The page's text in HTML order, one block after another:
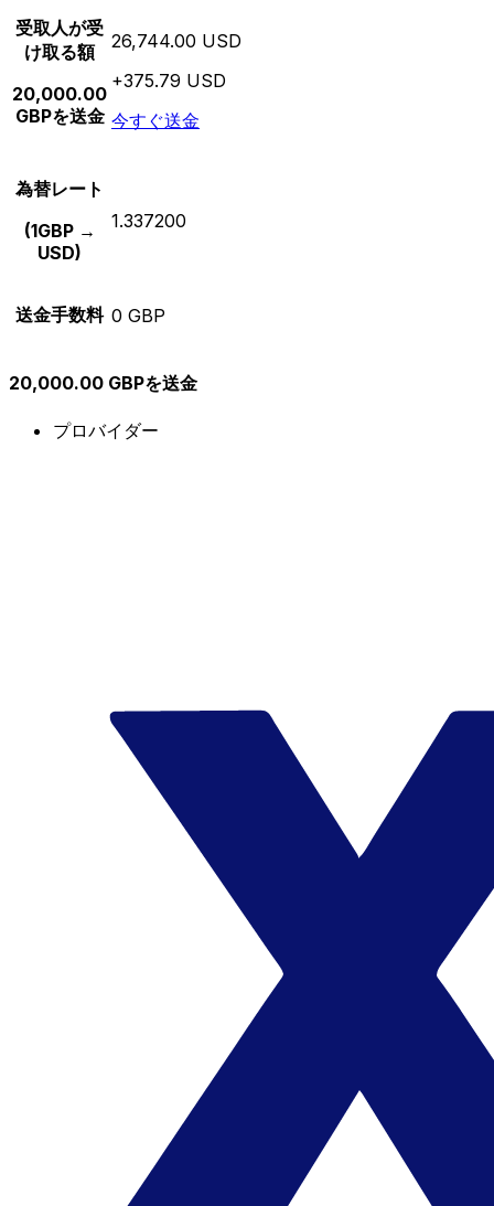
受取人が受
け取る額
20,000.00
GBPを送金
26,744.00 USD
+375.79 USD
今すぐ送金
為替レート
(1GBP →
USD)
1.337200
送金手数料 0 GBP
20,000.00 GBPを送金
プロバイダー